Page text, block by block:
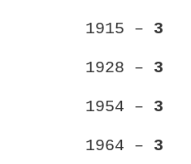
1915 – 3
1928 – 3
1954 – 3
1964 – 3